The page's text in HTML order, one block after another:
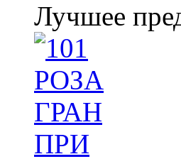
Лучшее